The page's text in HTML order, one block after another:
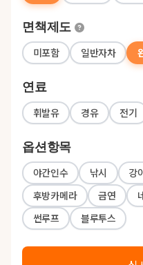
면책제도
미포함 일반자차
연료
휘발유 경유 전기
옵션항목
야간인수 낚시 강
후방카메라 금연
썬루프 블루투스